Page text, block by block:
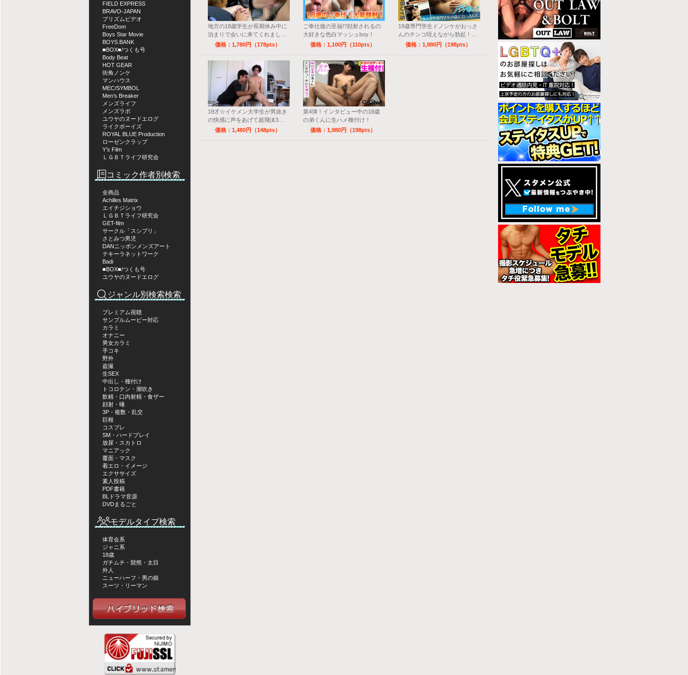
FIELD EXPRESS
BRAVO-JAPAN
プリズムビデオ
FreeDom
Boys Star Movie
BOYS.BANK
■BOX■/つくも号
Body Beat
HOT GEAR
街角ノンケ
マンハウス
MEC/SYMBOL
Men’s Breaker
メンズライフ
メンズラボ
ユウヤのヌードエログ
ライクボーイズ
ROYAL BLUE Production
ローゼンクラップ
Y’s Film
ＬＧＢＴライフ研究会
コミック作者別検索
全商品
Achilles Matrix
エイチジショウ
ＬＧＢＴライフ研究会
GET-film
サークル「スシプリ」
さとみつ男児
DANニッポンメンズアート
テキーラネットワーク
Badi
■BOX■/つくも号
ユウヤのヌードエログ
ジャンル別検索検索
プレミアム視聴
サンプルムービー対応
カラミ
オナニー
男女カラミ
手コキ
野外
盗撮
生SEX
中出し・種付け
トコロテン・潮吹き
飲精・口内射精・食ザー
顔射・唾
3P・複数・乱交
巨根
コスプレ
SM・ハードプレイ
放尿・スカトロ
マニアック
覆面・マスク
着エロ・イメージ
エクササイズ
素人投稿
PDF書籍
BLドラマ音源
DVDまるごと
モデルタイプ検索
体育会系
ジャニ系
18歳
ガチムチ・髭熊・太目
外人
ニューハーフ・男の娘
スーツ・リーマン
地方の18歳学生が長期休み中に
泊まりで会いに来てくれまし
た！
ご奉仕後の至福!?顔射されるの
大好きな色白マッシュboy！
19歳専門学生ドノンケがおっさ
んのチンコ咥えながら勃起！ア
ナル丸見え！
価格：1,780円（178pts） 価格：1,100円（110pts） 価格：1,980円（198pts）
19才☆イケメン大学生が男抜き
の快感に声をあげて超飛沫3連
噴射射精！！
第4弾！インタビュー中の18歳
の弟くんに生ハメ種付け！
価格：1,480円（148pts）
価格：1,980円（198pts）